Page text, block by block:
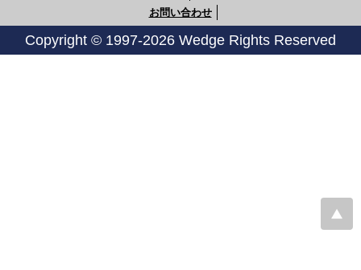
お問い合わせ
Copyright © 1997-2026 Wedge Rights Reserved